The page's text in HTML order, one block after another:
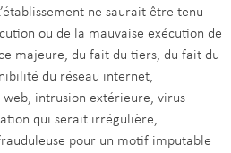
ne saurait être tenu
ou de la mauvaise exécution de
majeure, du fait du tiers, du fait du
du réseau internet,
web, intrusion extérieure, virus
qui serait irrégulière,
pour un motif imputable